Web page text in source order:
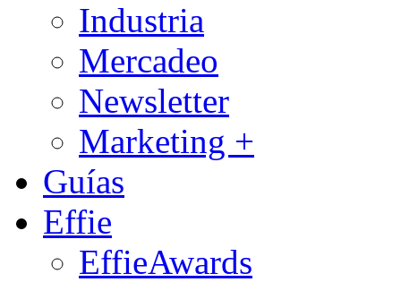
Industria
Mercadeo
Newsletter
Marketing +
Guías
Effie
EffieAwards